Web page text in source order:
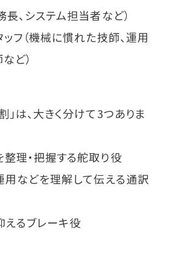
長、システム担当者など）
ッフ（機械に慣れた技師、運用
ど）
」は、大きく分けて3つありま
理・把握する舵取り役
用などを理解して伝える通訳
るブレーキ役